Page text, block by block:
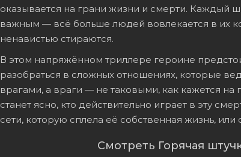
оказывается на грани жизни и смерти. Каждый
важным — всё больше людей вовлекается в их
ненавистью стираются.
В этом напряжённом триллере героине
разобраться в сложных отношениях, которые
врагами, а враги — не таковыми, как кажется
станет ясно, кто действительно играет в эту
сети, которую сплела её собственная жизнь,
Смотреть Горячая